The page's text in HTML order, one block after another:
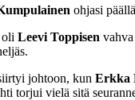
ohjasi
Leevi Toppisen
johtoon, kun Erkka
torjui vielä sitä